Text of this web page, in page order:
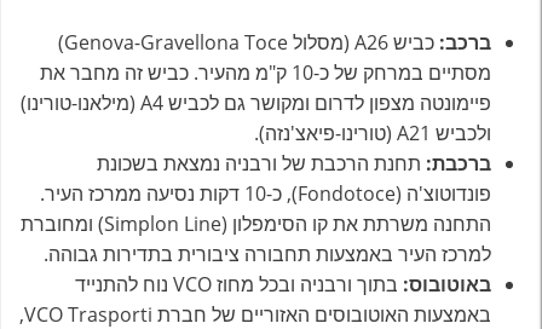
ברכב:
כביש A26 (מסלול Genova-Gravellona Toce)
מסתיים במרחק של כ-10 ק"מ מהעיר. כביש זה מחבר את
פיימונטה מצפון לדרום ומקושר גם לכביש A4 (מילאנו-טורינו)
ולכביש A21 (טורינו-פיאצ'נזה).
ברכבת: תחנת הרכבת של ורבניה נמצאת בשכונת
פונדוטוצ'ה (Fondotoce), כ-10 דקות נסיעה ממרכז העיר.
התחנה משרתת את קו הסימפלון (Simplon Line) ומחוברת
למרכז העיר באמצעות תחבורה ציבורית בתדירות גבוהה.
באוטובוס:
בתוך ורבניה ובכל מחוז VCO נוח להתנייד
באמצעות האוטובוסים האזוריים של חברת VCO Trasporti,